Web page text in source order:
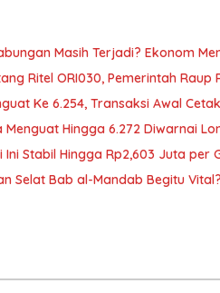
Masih Terjadi? Ekonom
Ritel ORI030, Pemerintah Raup
Ke 6.254, Transaksi Awal
Menguat Hingga 6.272 Diwarnai
Stabil Hingga Rp2,603 Juta per
Selat Bab al-Mandab Begitu